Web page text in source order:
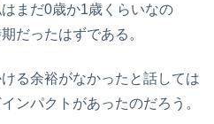
まだ0歳か1歳くらいなの
だったはずである。
る余裕がなかったと話しては
ンパクトがあったのだろう。